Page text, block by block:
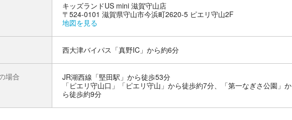
キッズランドUS mini 滋賀守山店
〒524-0101 滋賀県守山市今浜町2620-5 ピエリ守山2F
地図を見る
西大津バイパス「真野IC」から約6分
場合
JR湖西線「堅田駅」から徒歩53分
「ピエリ守山口」「ピエリ守山」から徒歩約7分、「第一なぎさ公園」か
ら徒歩約9分